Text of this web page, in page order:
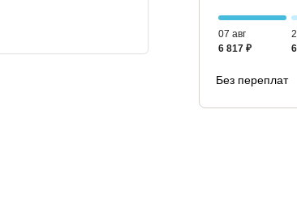
07 авг
6 817 ₽
Без переплат